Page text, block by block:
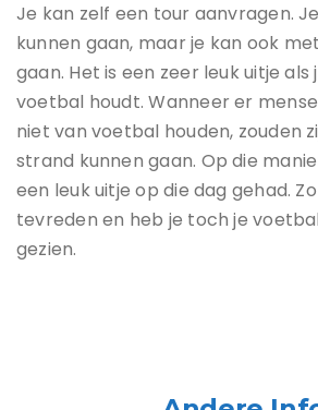
Je kan zelf een tour aanvragen.
kunnen gaan, maar je kan ook
gaan. Het is een zeer leuk uitje
voetbal houdt. Wanneer er
niet van voetbal houden, zouden
strand kunnen gaan. Op die
een leuk uitje op die dag gehad.
tevreden en heb je toch je
gezien.